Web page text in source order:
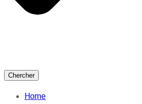
Chercher
Home